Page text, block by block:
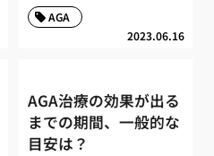
2023.06.16
AGA
AGA治療の効果が出る
までの期間、一般的な
目安は？